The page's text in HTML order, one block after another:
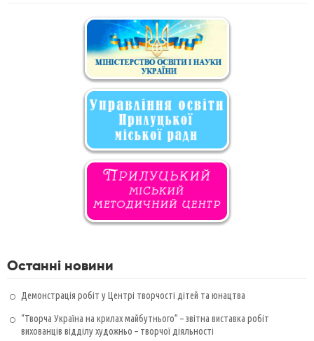
Останні новини
Демонстрація робіт у Центрі творчості дітей та юнацтва
“Творча Україна на крилах майбутнього” – звітна виставка робіт
вихованців відділу художньо – творчої діяльності